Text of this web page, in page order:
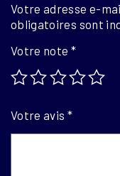
Votre adresse e-
obligatoires sont
Votre note *
Votre avis *